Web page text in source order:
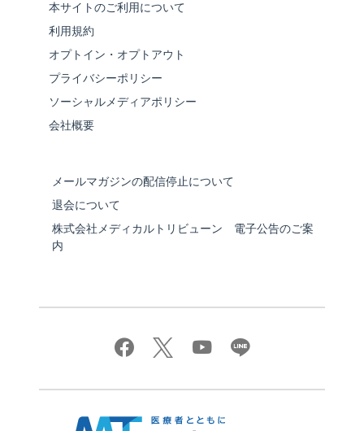
本サイトのご利用について
利用規約
オプトイン・オプトアウト
プライバシーポリシー
ソーシャルメディアポリシー
会社概要
メールマガジンの配信停止について
退会について
株式会社メディカルトリビューン 電子公告のご案
内